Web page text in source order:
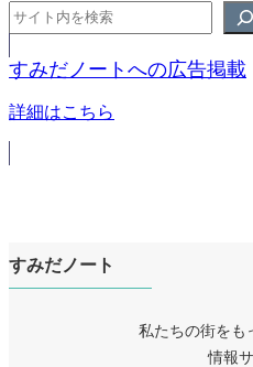
すみだノートへの広告掲載
詳細はこちら
すみだノート
私たちの街をも
情報